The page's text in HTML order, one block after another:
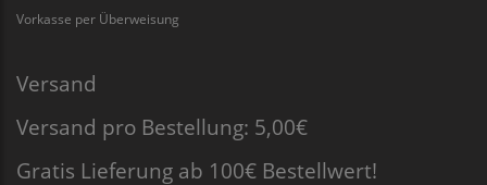
Vorkasse per Überweisung
Versand
Versand pro Bestellung: 5,00€
Gratis Lieferung ab 100€ Bestellwert!